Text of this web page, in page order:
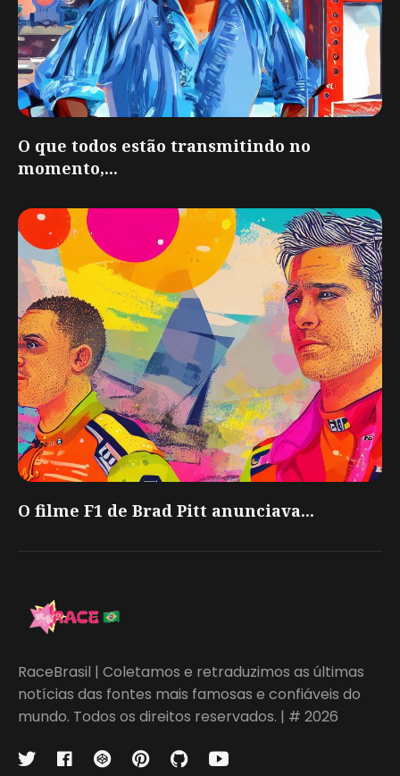
O que todos estão transmitindo no
momento,...
O filme F1 de Brad Pitt anunciava...
RaceBrasil | Coletamos e retraduzimos as últimas
notícias das fontes mais famosas e confiáveis do
mundo. Todos os direitos reservados. | # 2026